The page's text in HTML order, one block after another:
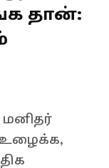
தான்:
உழைக்க,